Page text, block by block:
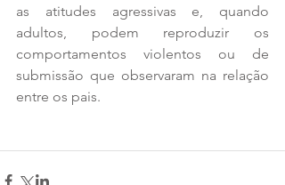
as atitudes agressivas e, quando
adultos, podem reproduzir os
comportamentos violentos ou de
submissão que observaram na relação
entre os pais.